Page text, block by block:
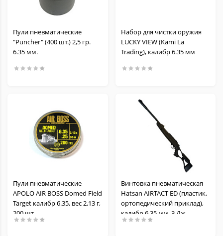
Пули пневматические
"Puncher" (400 шт.) 2,5 гр.
6.35 мм.
Набор для чистки оружия
LUCKY VIEW (Kami La
Trading), калибр 6.35 мм
Пули пневматические
APOLO AIR BOSS Domed Field
Target калибр 6.35, вес 2,13 г,
200 шт.
Винтовка пневматическая
Hatsan AIRTACT ED (пластик,
ортопедический приклад),
калибр 6,35 мм, 3 Дж.